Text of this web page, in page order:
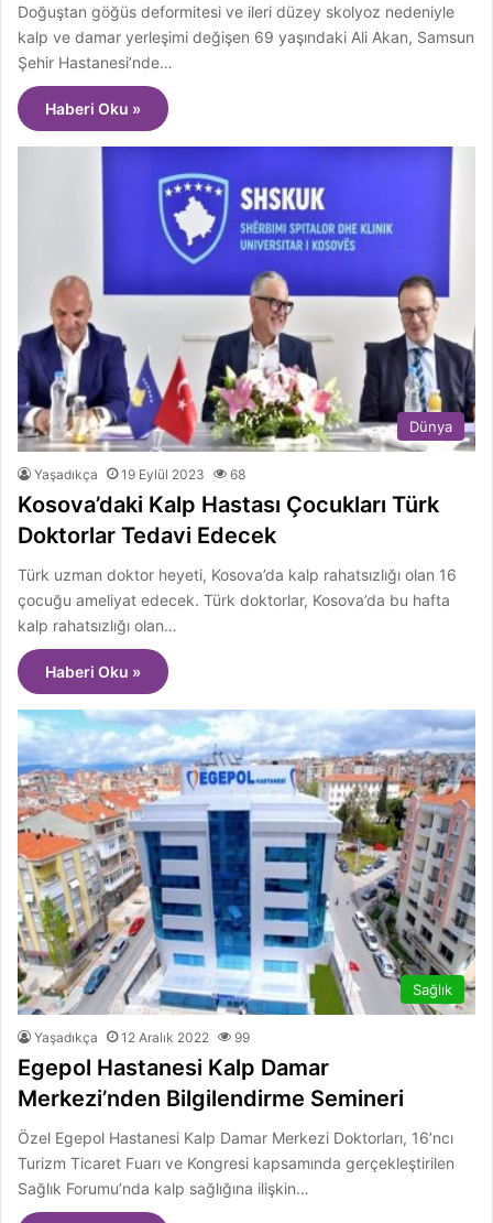
Doğuştan göğüs deformitesi ve ileri düzey skolyoz nedeniyle
kalp ve damar yerleşimi değişen 69 yaşındaki Ali Akan, Samsun
Şehir Hastanesi’nde…
Haberi Oku »
Dünya
Yaşadıkça 19 Eylül 2023 68
Kosova’daki Kalp Hastası Çocukları Türk
Doktorlar Tedavi Edecek
Türk uzman doktor heyeti, Kosova’da kalp rahatsızlığı olan 16
çocuğu ameliyat edecek. Türk doktorlar, Kosova’da bu hafta
kalp rahatsızlığı olan…
Haberi Oku »
Sağlık
Yaşadıkça 12 Aralık 2022 99
Egepol Hastanesi Kalp Damar
Merkezi’nden Bilgilendirme Semineri
Özel Egepol Hastanesi Kalp Damar Merkezi Doktorları, 16’ncı
Turizm Ticaret Fuarı ve Kongresi kapsamında gerçekleştirilen
Sağlık Forumu’nda kalp sağlığına ilişkin…